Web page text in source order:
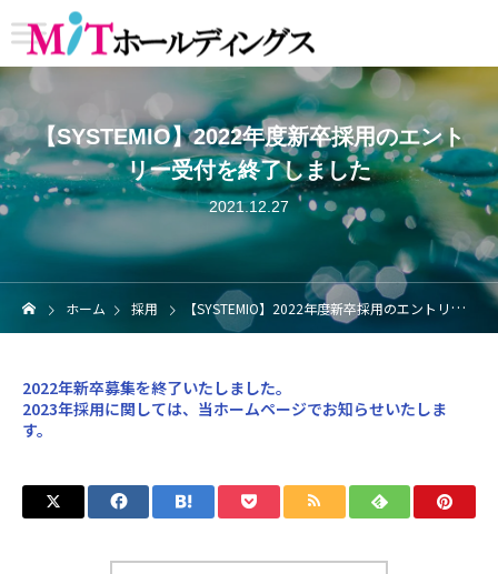
【SYSTEMIO】2022年度新卒採用のエント
リー受付を終了しました
2021.12.27
ホーム 採用 【SYSTEMIO】2022年度新卒採用のエントリー受付を終了しました
2022年新卒募集を終了いたしました。
2023年採用に関しては、当ホームページでお知らせいたしま
す。